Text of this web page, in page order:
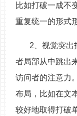
比如打破一成不
重复统一的形式
2、视觉突出
者局部从中跳出
访问者的注意力
布局，比如在文
较好地取得打破